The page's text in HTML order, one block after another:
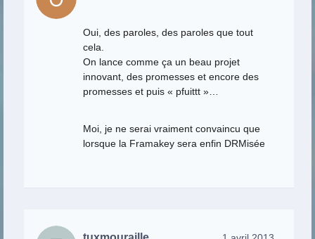
Oui, des paroles, des paroles que tout
cela.
On lance comme ça un beau projet
innovant, des promesses et encore des
promesses et puis « pfuittt »…
Moi, je ne serai vraiment convaincu que
lorsque la Framakey sera enfin DRMisée